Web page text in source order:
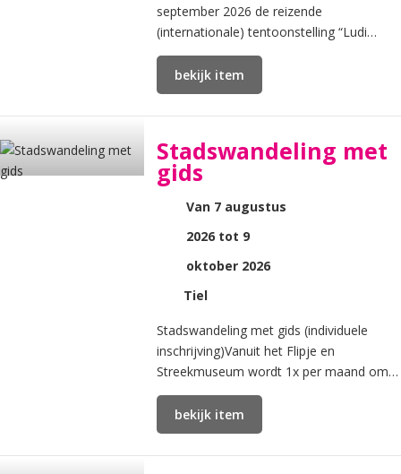
september 2026 de reizende
(internationale) tentoonstelling “Ludi
Romani.
bekijk item
Stadswandeling met
gids
Van 7 augustus
2026 tot 9
oktober 2026
Tiel
Stadswandeling met gids (individuele
inschrijving)Vanuit het Flipje en
Streekmuseum wordt 1x per maand om
14:00 uur een Stadswandeling voor
individuele inschrijving georganise
bekijk item